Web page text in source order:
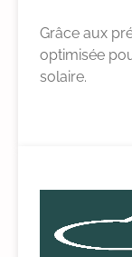
Grâce aux
optimisée
solaire.